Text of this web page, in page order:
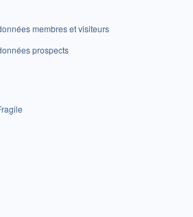
membres et visiteurs
prospects